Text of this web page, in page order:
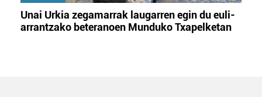
Unai Urkia zegamarrak laugarren egin du euli-
arrantzako beteranoen Munduko Txapelketan